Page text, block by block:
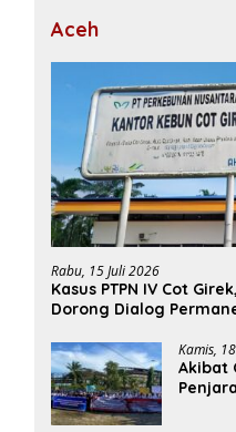
Aceh
Rabu, 15 Juli 2026
Kasus PTPN IV Cot
Dorong Dialog
Kamis,
Akibat